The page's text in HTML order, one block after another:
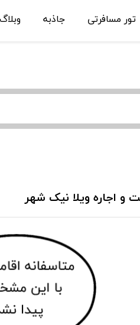
تور مسافرتی جاذبه وبلاگ
و اجاره ویلا نیک شهر